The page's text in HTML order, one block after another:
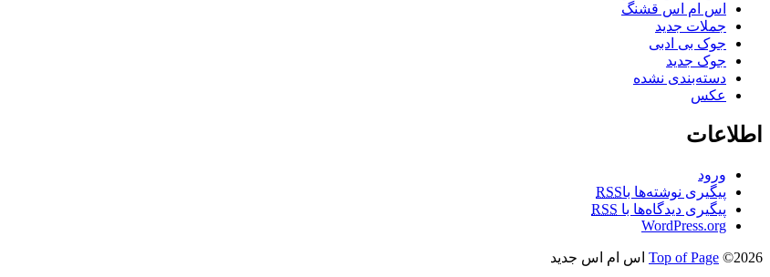
اس ام اس قشنگ
جملات جدید
جوک بی ادبی
جوک جدید
دسته‌بندی نشده
عکس
اطلاعات
ورود
پیگیری نوشته‌ها باRSS
پیگیری دیدگاه‌ها با RSS
WordPress.org
Top of Page ©2026 اس ام اس جدید